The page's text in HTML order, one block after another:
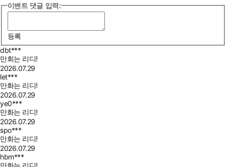
이벤트 댓글 입력:
등록
dbt***
만회는 리디!
2026.07.29
let***
만화는 리디!
2026.07.29
ye0***
만화는 리디!
2026.07.29
spo***
만화는 리디!
2026.07.29
hbm***